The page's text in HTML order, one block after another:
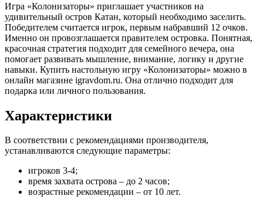
Игра «Колонизаторы» приглашает участников на
удивительный остров Катан, который необходимо заселить.
Победителем считается игрок, первым набравший 12 очков.
Именно он провозглашается правителем островка. Понятная,
красочная стратегия подходит для семейного вечера, она
помогает развивать мышление, внимание, логику и другие
навыки. Купить настольную игру «Колонизаторы» можно в
онлайн магазине igravdom.ru. Она отлично подходит для
подарка или личного пользования.
Характеристики
В соответствии с рекомендациями производителя,
устанавливаются следующие параметры:
игроков 3-4;
время захвата острова – до 2 часов;
возрастные рекомендации – от 10 лет.